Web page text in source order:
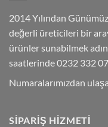
2014 Yılından
değerli üreticileri bir
ürünler sunabilmek
saatlerinde 0232 332
Numaralarımızdan
SIPARIŞ HIZMETI